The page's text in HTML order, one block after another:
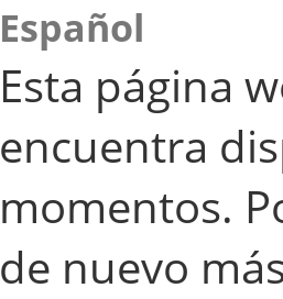
Español
Esta página
encuentra
momentos.
de nuevo